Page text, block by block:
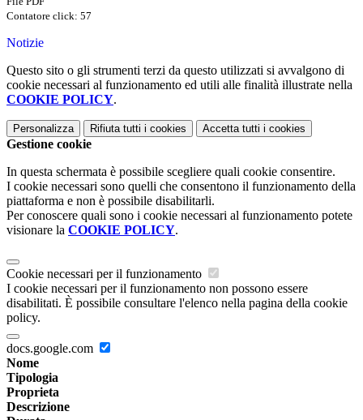
Contatore click: 57
Notizie
Questo sito o gli strumenti terzi da questo utilizzati si avvalgono di
cookie necessari al funzionamento ed utili alle finalità illustrate nella
COOKIE POLICY.
Personalizza Rifiuta tutti i cookies Accetta tutti i cookies
Gestione cookie
In questa schermata è possibile scegliere quali cookie consentire.
I cookie necessari sono quelli che consentono il funzionamento della
piattaforma e non è possibile disabilitarli.
Per conoscere quali sono i cookie necessari al funzionamento potete
visionare la COOKIE POLICY.
Cookie necessari per il funzionamento
I cookie necessari per il funzionamento non possono essere
disabilitati. È possibile consultare l'elenco nella pagina della cookie
policy.
docs.google.com
Nome
Tipologia
Proprieta
Descrizione